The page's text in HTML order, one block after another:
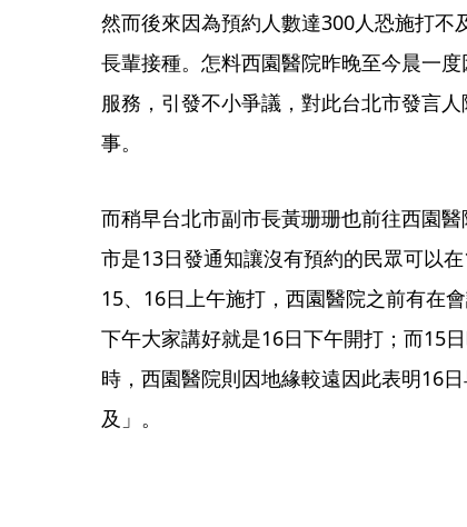
然而後來因為預約人數達300人恐施打
長輩接種。怎料西園醫院昨晚至今晨一
服務，引發不小爭議，對此台北市發言
事。
而稍早台北市副市長黃珊珊也前往西園
市是13日發通知讓沒有預約的民眾可以
15、16日上午施打，西園醫院之前有在
下午大家講好就是16日下午開打；而15
時，西園醫院則因地緣較遠因此表明16
及」。